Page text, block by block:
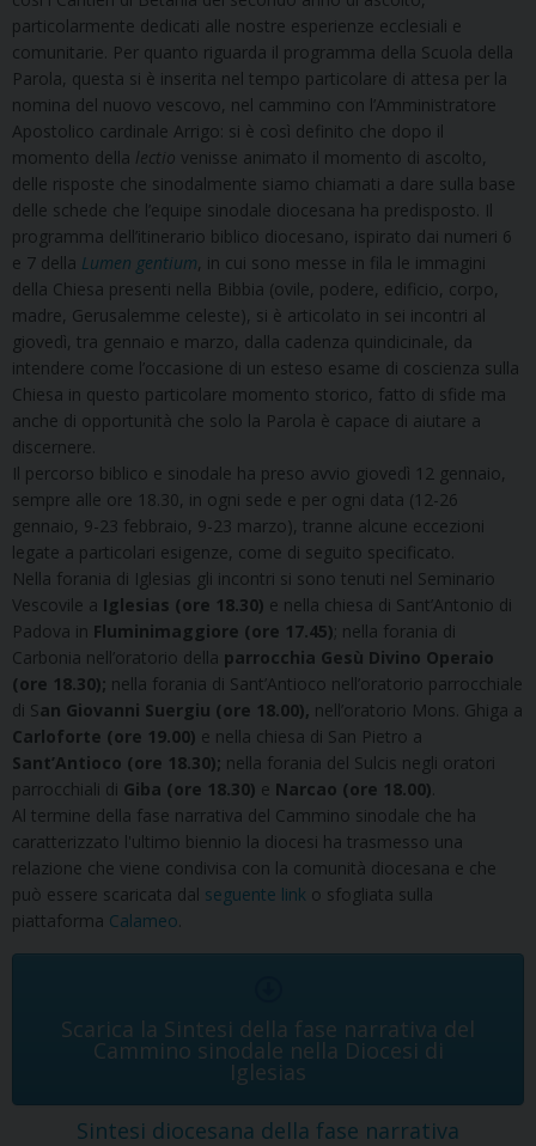
particolarmente dedicati alle nostre esperienze ecclesiali e
comunitarie. Per quanto riguarda il programma della Scuola della
Parola, questa si è inserita nel tempo particolare di attesa per la
nomina del nuovo vescovo, nel cammino con l’Amministratore
Apostolico cardinale Arrigo: si è così definito che dopo il
momento della lectio venisse animato il momento di ascolto,
delle risposte che sinodalmente siamo chiamati a dare sulla base
delle schede che l’equipe sinodale diocesana ha predisposto. Il
programma dell’itinerario biblico diocesano, ispirato dai numeri 6
e 7 della Lumen gentium , in cui sono messe in fila le immagini
della Chiesa presenti nella Bibbia (ovile, podere, edificio, corpo,
madre, Gerusalemme celeste), si è articolato in sei incontri al
giovedì, tra gennaio e marzo, dalla cadenza quindicinale, da
intendere come l’occasione di un esteso esame di coscienza sulla
Chiesa in questo particolare momento storico, fatto di sfide ma
anche di opportunità che solo la Parola è capace di aiutare a
discernere.
Il percorso biblico e sinodale ha preso avvio giovedì 12 gennaio,
sempre alle ore 18.30, in ogni sede e per ogni data (12-26
gennaio, 9-23 febbraio, 9-23 marzo), tranne alcune eccezioni
legate a particolari esigenze, come di seguito specificato.
Nella forania di Iglesias gli incontri si sono tenuti nel Seminario
Vescovile a Iglesias (ore 18.30) e nella chiesa di Sant’Antonio di
Padova in Fluminimaggiore (ore 17.45); nella forania di
Carbonia nell’oratorio della parrocchia Gesù Divino Operaio
(ore 18.30); nella forania di Sant’Antioco nell’oratorio parrocchiale
di San Giovanni Suergiu (ore 18.00), nell’oratorio Mons. Ghiga a
Carloforte (ore 19.00) e nella chiesa di San Pietro a
Sant’Antioco (ore 18.30); nella forania del Sulcis negli oratori
parrocchiali di Giba (ore 18.30) e Narcao (ore 18.00)
Al termine della fase narrativa del Cammino sinodale che ha
caratterizzato l'ultimo biennio la diocesi ha trasmesso una
relazione che viene condivisa con la comunità diocesana e che
può essere scaricata dal seguente link o sfogliata sulla
piattaforma Calameo
Scarica la Sintesi della fase narrativa del
Cammino sinodale nella Diocesi di
Iglesias
Sintesi diocesana della fase narrativa